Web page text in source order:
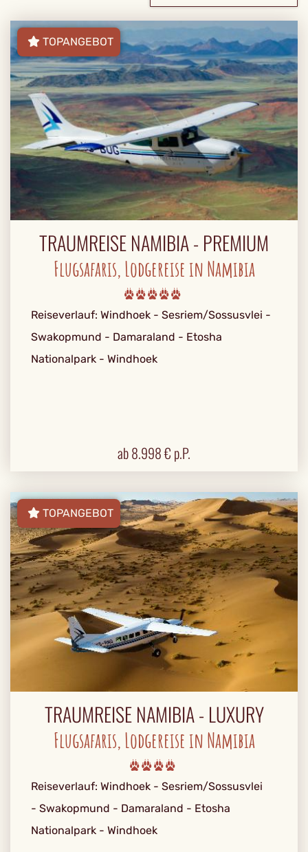
TOPANGEBOT
TRAUMREISE NAMIBIA - PREMIUM
Flugsafaris, Lodgereise in Namibia
Reiseverlauf: Windhoek - Sesriem/Sossusvlei -
Swakopmund - Damaraland - Etosha
Nationalpark - Windhoek
ab8.998€ p.P.
TOPANGEBOT
TRAUMREISE NAMIBIA - LUXURY
Flugsafaris, Lodgereise in Namibia
Reiseverlauf: Windhoek - Sesriem/Sossusvlei
- Swakopmund - Damaraland - Etosha
Nationalpark - Windhoek